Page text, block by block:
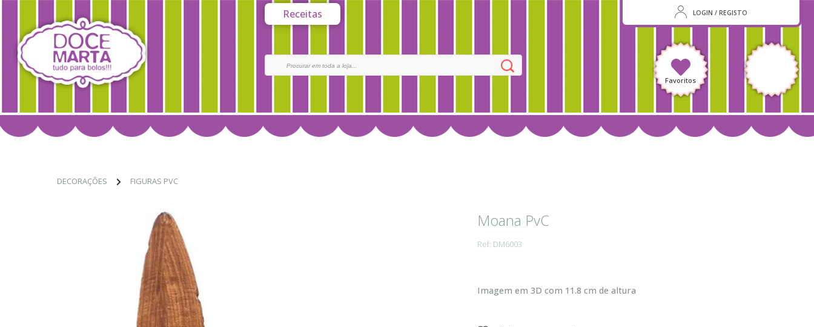
Receitas LOGIN / REGISTO
Favoritos
DECORAÇÕES FIGURAS PVC
Moana PvC
Ref: DM6003
Imagem em 3D com 11.8 cm de altura